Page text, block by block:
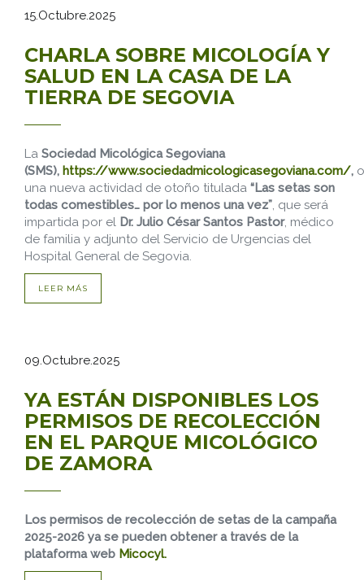
15.Octubre.2025
CHARLA SOBRE MICOLOGÍA Y
SALUD EN LA CASA DE LA
TIERRA DE SEGOVIA
La Sociedad Micológica Segoviana
(SMS), https://www.sociedadmicologicasegoviana.com/,
una nueva actividad de otoño titulada “Las setas son
todas comestibles… por lo menos una vez”, que será
impartida por el Dr. Julio César Santos Pastor, médico
de familia y adjunto del Servicio de Urgencias del
Hospital General de Segovia.
LEER MÁS
09.Octubre.2025
YA ESTÁN DISPONIBLES LOS
PERMISOS DE RECOLECCIÓN
EN EL PARQUE MICOLÓGICO
DE ZAMORA
Los permisos de recolección de setas de la campaña
2025-2026 ya se pueden obtener a través de la
plataforma web Micocyl.